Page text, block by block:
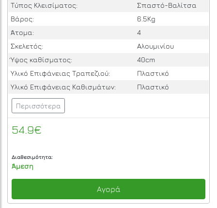
Τύπος Κλεισίματος:
Σπαστό-Βαλίτσα
Βάρος:
6.5Kg
Άτομα:
4
Σκελετός:
Αλουμινίου
Ύψος καθίσματος:
40cm
Υλικό Επιφάνειας Τραπεζιού:
Πλαστικό
Υλικό Επιφάνειας Καθισμάτων:
Πλαστικό
Περισσότερα
54.9€
Διαθεσιμότητα:
Άμεση
Αγορά